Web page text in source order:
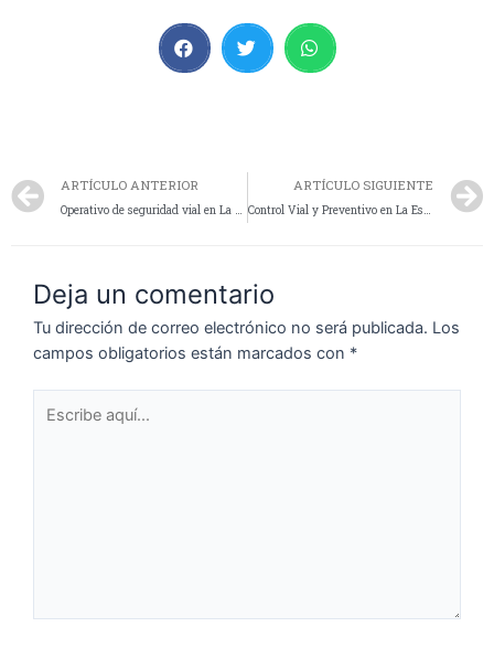
ARTÍCULO ANTERIOR
Operativo de seguridad vial en La Esperanza por la Fiesta Nacional del Lago
ARTÍCULO SIGUIENTE
Control Vial y Preventivo en La Esperanza: Dispositivo Activo en Rutas Provinciales y Nacionales
Deja un comentario
Tu dirección de correo electrónico no será publicada. Los
campos obligatorios están marcados con *